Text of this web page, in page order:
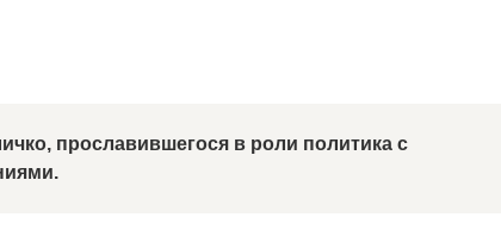
прославившегося в роли политика с